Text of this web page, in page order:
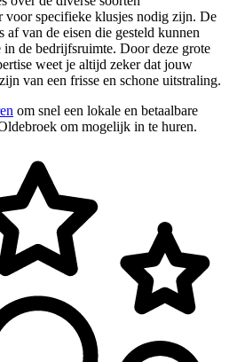
voor specifieke klusjes nodig zijn. De
af van de eisen die gesteld kunnen
de bedrijfsruimte. Door deze grote
weet je altijd zeker dat jouw
van een frisse en schone uitstraling.
om snel een lokale en betaalbare
om mogelijk in te huren.